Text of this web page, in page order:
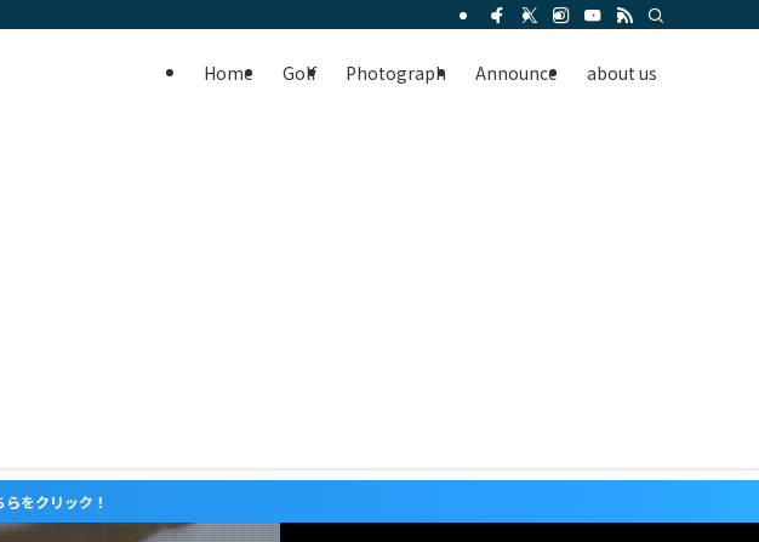
Home Golf Photograph Announce about us